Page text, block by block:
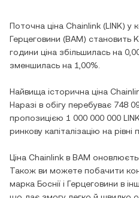
Поточна ціна Chainlink (LINK) у
Герцеговини (BAM) становить
години ціна збільшилась на
зменшилась на 1,00%
Найвища історична ціна
Наразі в обігу перебуває 748
пропозицією 1 000 000 000 LINK
ринкову капіталізацію на
Ціна Chainlink в BAM
Також ви можете побачити
марка Боснії і Герцеговини в